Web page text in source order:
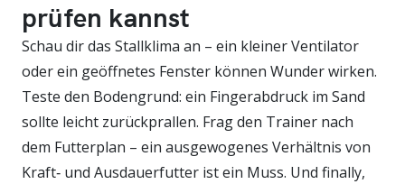
prüfen kannst
Schau dir das Stallklima an – ein kleiner Ventilator
oder ein geöffnetes Fenster können Wunder wirken.
Teste den Bodengrund: ein Fingerabdruck im Sand
sollte leicht zurückprallen. Frag den Trainer nach
dem Futterplan – ein ausgewogenes Verhältnis von
Kraft‑ und Ausdauerfutter ist ein Muss. Und finally,